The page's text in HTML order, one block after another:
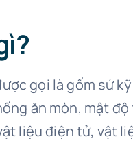
gọi là gốm sứ
ăn mòn, mật
liệu điện tử, vật